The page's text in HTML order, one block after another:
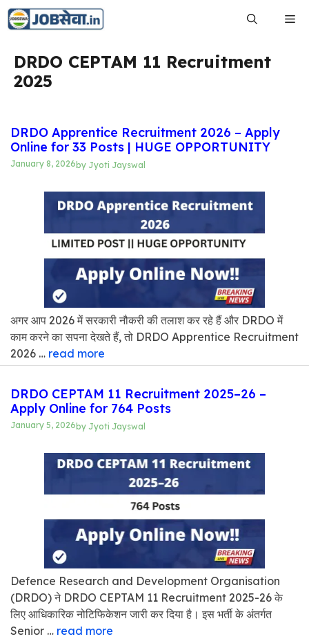
Skip
DRDO CEPTAM 11 Recruitment
2025
DRDO Apprentice Recruitment 2026 – Apply
Online for 33 Posts | HUGE OPPORTUNITY
January 8, 2026 by Jyoti Jayswal
अगर आप 2026 में सरकारी नौकरी की तलाश कर रहे हैं और DRDO में
काम करने का सपना देखते हैं, तो DRDO Apprentice Recruitment
2026 … read more
DRDO CEPTAM 11 Recruitment 2025–26 –
Apply Online for 764 Posts
January 5, 2026by Jyoti Jayswal
Defence Research and Development Organisation
(DRDO) ने DRDO CEPTAM 11 Recruitment 2025-26 के
लिए आधिकारिक नोटिफिकेशन जारी कर दिया है। इस भर्ती के अंतर्गत
Senior … read more